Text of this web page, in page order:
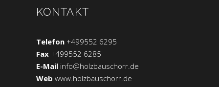
KONTAKT
Telefon +499552 6295
Fax +499552 6285
E-Mail info@holzbauschorr.de
Web www.holzbauschorr.de